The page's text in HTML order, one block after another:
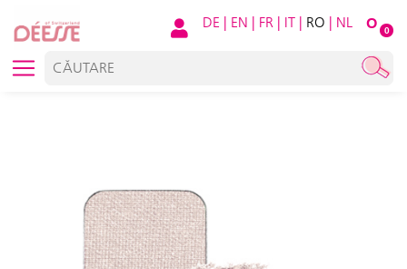
O 0
DE | EN | FR | IT | RO | NL